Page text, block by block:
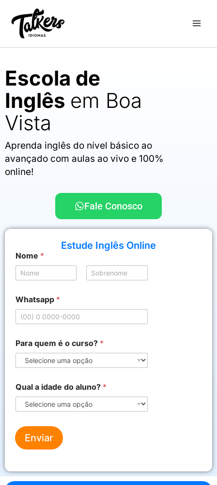
para
conteúdo
Escola de
Inglês em Boa
Vista
Aprenda inglês do nível básico ao
avançado com aulas ao vivo e 100%
online!
Fale Conosco
Estude Inglês Online
Nome *
Whatsapp *
d
a
é
o
Para quem é o curso? *
Qual a idade do aluno? *
Enviar